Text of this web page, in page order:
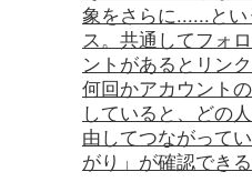
象をさらに......と
ス。共通してフォ
ントがあるとリン
何回かアカウント
していると、どの
由してつながって
がり」が確認できる